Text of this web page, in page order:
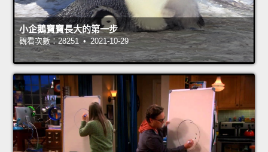
小企鵝寶寶長大的第一步
觀看次數：28251 • 2021-10-29